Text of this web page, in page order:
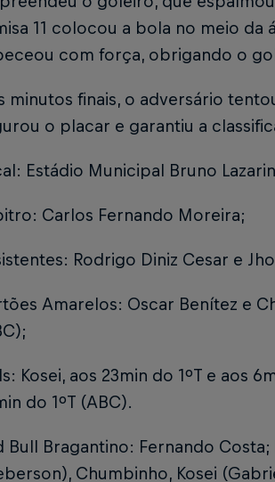
11 colocou a bola no meio da
com força, obrigando o
minutos finais, o adversário
o placar e garantiu a
Estádio Municipal Bruno
Carlos Fernando Moreira;
Rodrigo Diniz Cesar e
Amarelos: Oscar Benítez e
Kosei, aos 23min do 1ºT e aos
do 1ºT (ABC).
Bull Bragantino: Fernando
Chumbinho, Kosei